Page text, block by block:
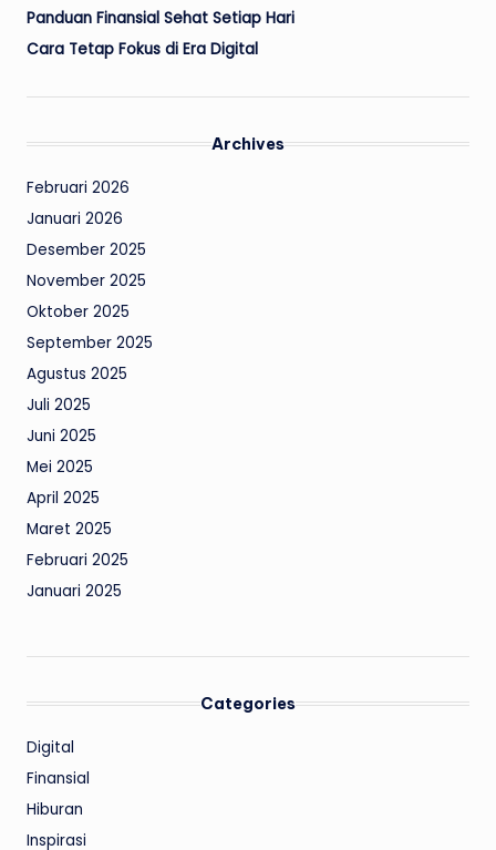
Panduan Finansial Sehat Setiap Hari
Cara Tetap Fokus di Era Digital
Archives
Februari 2026
Januari 2026
Desember 2025
November 2025
Oktober 2025
September 2025
Agustus 2025
Juli 2025
Juni 2025
Mei 2025
April 2025
Maret 2025
Februari 2025
Januari 2025
Categories
Digital
Finansial
Hiburan
Inspirasi